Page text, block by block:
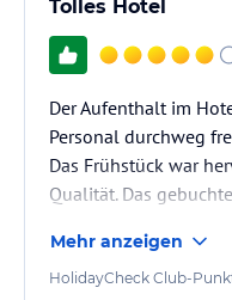
Tolles Hotel
Der Aufenthalt im
Personal durchweg
Das Frühstück war
Qualität. Das
Mehr anzeigen
HolidayCheck Club-